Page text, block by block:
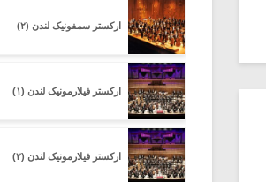
ارکستر سمفونیک لندن (۲)
ارکستر فیلارمونیک لندن (۱)
ارکستر فیلارمونیک لندن (۲)